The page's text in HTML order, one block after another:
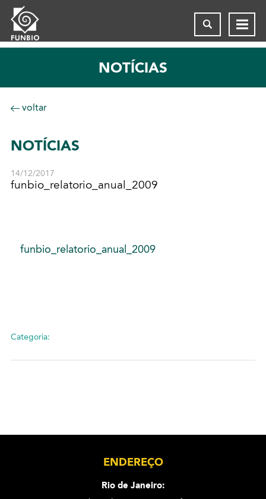
NOTÍCIAS
voltar
NOTÍCIAS
14/12/2017
funbio_relatorio_anual_2009
funbio_relatorio_anual_2009
Categoria:
ENDEREÇO
Rio de Janeiro: